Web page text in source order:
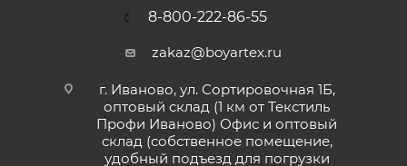
8-800-222-86-55
zakaz@boyartex.ru
г. Иваново, ул. Сортировочная 1Б,
оптовый склад (1 км от Текстиль
Профи Иваново) Офис и оптовый
склад (собственное помещение,
удобный подъезд для погрузки